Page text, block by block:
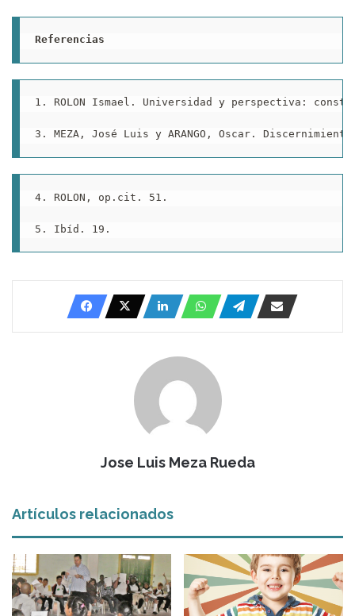
Referencias
1. ROLON Ismael. Universidad y perspectiva:
3. MEZA, José Luis y ARANGO, Oscar.
4. ROLON, op.cit. 51.
5. Ibíd. 19.
Jose Luis Meza Rueda
Artículos relacionados